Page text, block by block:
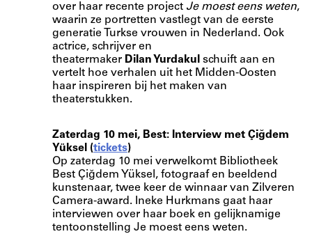
over haar recente project Je moest eens weten,
waarin ze portretten vastlegt van de eerste
generatie Turkse vrouwen in Nederland. Ook
actrice, schrijver en
theatermaker Dilan Yurdakul schuift aan en
vertelt hoe verhalen uit het Midden-Oosten
haar inspireren bij het maken van
theaterstukken.
Zaterdag 10 mei, Best: Interview met Çiğdem
Yüksel (tickets)
Op zaterdag 10 mei verwelkomt Bibliotheek
Best Çiğdem Yüksel, fotograaf en beeldend
kunstenaar, twee keer de winnaar van Zilveren
Camera-award. Ineke Hurkmans gaat haar
interviewen over haar boek en gelijknamige
tentoonstelling Je moest eens weten.